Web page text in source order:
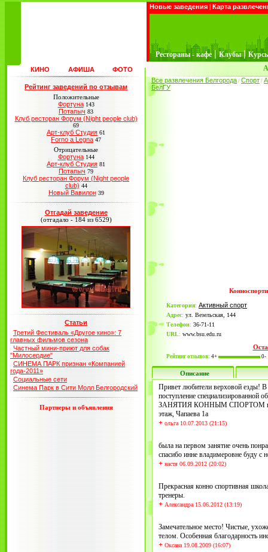
Новые заведения | Карта
Рестораны - кафе | Клубы |
КИНО АФИША ФОТО
Рейтинг заведений по отзывам
Положительные
Фортуна 143
Потапыч 83
Клуб ресторан Форум (Night people club)
69
Арт-клуб Студия 61
Forno a Legna 47
Отрицательные
Фортуна 144
Арт-клуб Студия 81
Потапыч 79
Клуб ресторан Форум (Night people
club) 44
Новый Вавилон 39
Отгадай заведение
(отгадало - 184 из 6529)
Статьи
Третий Фестиваль «Другое кино»: 7
главных фильмов сезона
Частный мини-приют для собак
"Милосердие"
СИНЕМА ПАРК признан «Компанией
года-2011»
Социальные сети
Синема Парк в Сити Молл Белгородский
Партнеры и объявления
Все развлечения Белгорода / Спорт /
БелГУ
Категория: Активный спорт
Адрес: ул. Везельская, 144
Телефон: 36-71-11
URL: www.bsu.edu.ru
Рейтинг отзывов: 4+ 0-
Описание
Привет любители верховой езды!
поступление специализированной
ЗАНЯТИЯ КОННЫМ СПОРТОМ все
этаж, Чапаева 1а
+ ольга 10.07.2013 (21:15)
была на первом занятие очень
спасибо инне владимеровне буду с
+ настя 06.09.2012 (20:02)
Прекрасная конно спортивная
тренеры.
+ Александра 15.06.2012 (13:19)
Замечательное место! Чистые,
телом. Особенная благодарность
+ Оксана 19.08.2009 (16:07)